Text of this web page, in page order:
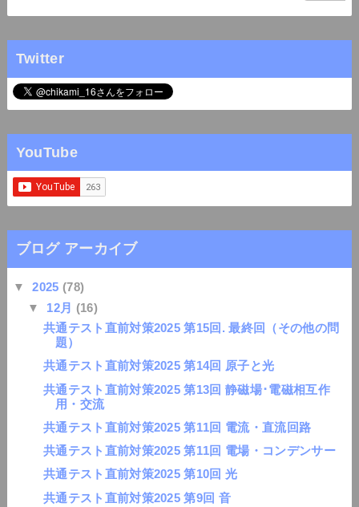
Twitter
YouTube
ブログ アーカイブ
▼2025 (78)
▼ 12月 (16)
共通テスト直前対策2025 第15回. 最終回（その他の問
題）
共通テスト直前対策2025 第14回 原子と光
共通テスト直前対策2025 第13回 静磁場･電磁相互作
用・交流
共通テスト直前対策2025 第11回 電流・直流回路
共通テスト直前対策2025 第11回 電場・コンデンサー
共通テスト直前対策2025 第10回 光
共通テスト直前対策2025 第9回 音